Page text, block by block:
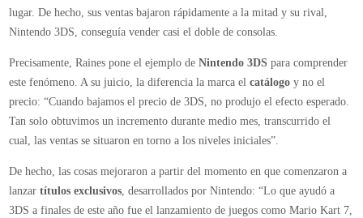
lugar. De hecho, sus ventas bajaron rápidamente a la mitad y su rival,
Nintendo 3DS, conseguía vender casi el doble de consolas.
Precisamente, Raines pone el ejemplo deNintendo 3DS para comprender
este fenómeno. A su juicio, la diferencia la marca elcatálogo y no el
precio: “Cuando bajamos el precio de 3DS, no produjo el efecto esperado.
Tan solo obtuvimos un incremento durante medio mes, transcurrido el
cual, las ventas se situaron en torno a los niveles iniciales”.
De hecho, las cosas mejoraron a partir del momento en que comenzaron a
lanzartítulos exclusivos, desarrollados por Nintendo: “Lo que ayudó a
3DS a finales de este año fue el lanzamiento de juegos como Mario Kart 7,